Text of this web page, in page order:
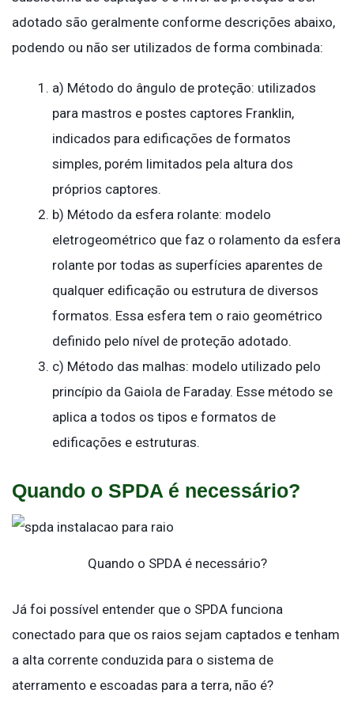
adotado são geralmente conforme descrições abaixo,
podendo ou não ser utilizados de forma combinada:
a) Método do ângulo de proteção: utilizados
para mastros e postes captores Franklin,
indicados para edificações de formatos
simples, porém limitados pela altura dos
próprios captores.
b) Método da esfera rolante: modelo
eletrogeométrico que faz o rolamento da esfera
rolante por todas as superfícies aparentes de
qualquer edificação ou estrutura de diversos
formatos. Essa esfera tem o raio geométrico
definido pelo nível de proteção adotado.
c) Método das malhas: modelo utilizado pelo
princípio da Gaiola de Faraday. Esse método se
aplica a todos os tipos e formatos de
edificações e estruturas.
Quando o SPDA é necessário?
Quando o SPDA é necessário?
Já foi possível entender que o SPDA funciona
conectado para que os raios sejam captados e tenham
a alta corrente conduzida para o sistema de
aterramento e escoadas para a terra, não é?